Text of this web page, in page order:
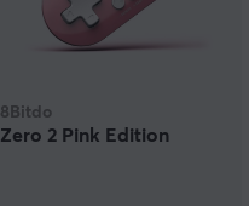
8Bitdo
Zero 2 Pink Edition